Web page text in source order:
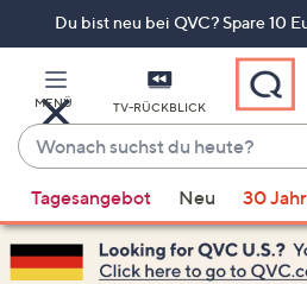
Du bist neu bei QVC? Spare 10
MENÜ TV-RÜCKBLICK
Wonach
suchst
du
heute?
Vorschläge
verfügbar
sind,
Tagesangebot Neu 30